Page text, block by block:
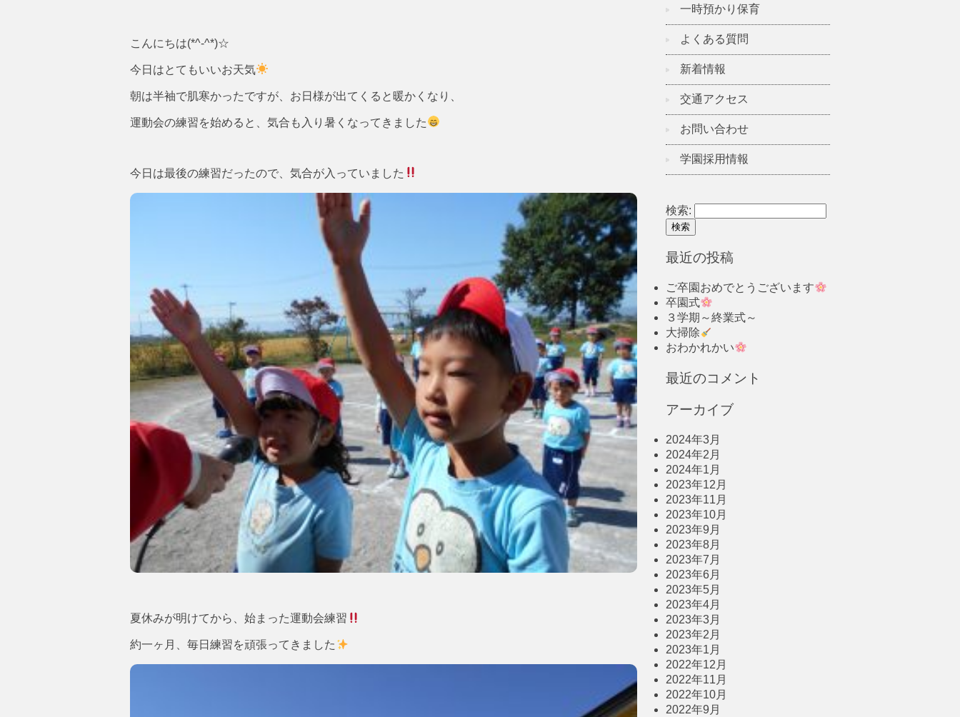
こんにちは(*^-^*)☆
今日はとてもいいお天気
朝は半袖で肌寒かったですが、お日様が出てくると暖かくなり、
運動会の練習を始めると、気合も入り暑くなってきました
今日は最後の練習だったので、気合が入っていました
夏休みが明けてから、始まった運動会練習
約一ヶ月、毎日練習を頑張ってきました
一時預かり保育
よくある質問
新着情報
交通アクセス
お問い合わせ
学園採用情報
検索:
最近の投稿
ご卒園おめでとうございます
卒園式
３学期～終業式～
大掃除
おわかれかい
最近のコメント
アーカイブ
2024年3月
2024年2月
2024年1月
2023年12月
2023年11月
2023年10月
2023年9月
2023年8月
2023年7月
2023年6月
2023年5月
2023年4月
2023年3月
2023年2月
2023年1月
2022年12月
2022年11月
2022年10月
2022年9月